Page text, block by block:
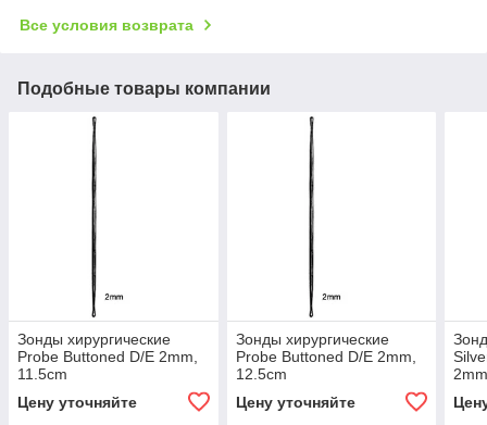
Все условия возврата
Подобные товары компании
Зонды хирургические
Probe Buttoned D/E 2mm,
11.5cm
Цену уточняйте
Зонды хирургические
Probe Buttoned D/E 2mm,
12.5cm
Цену уточняйте